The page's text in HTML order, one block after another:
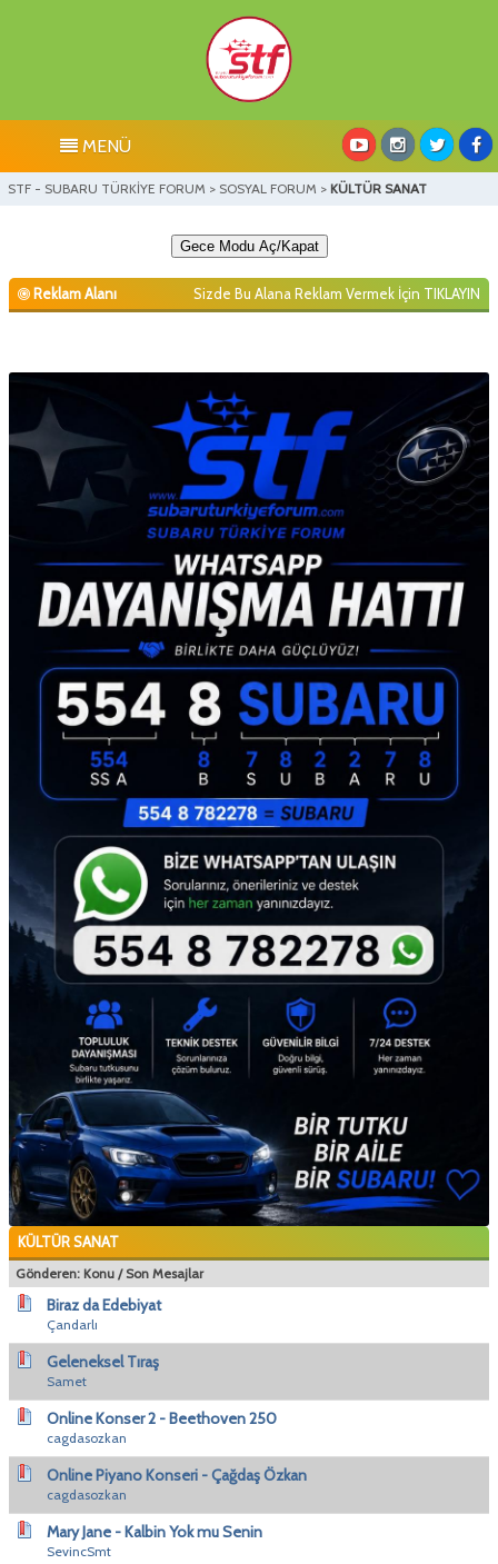
MENÜ
STF - SUBARU TÜRKİYE FORUM > SOSYAL FORUM > KÜLTÜR SANAT
Gece Modu Aç/Kapat
Reklam Alanı Sizde Bu Alana Reklam Vermek İçin TIKLAYIN
KÜLTÜR SANAT
Gönderen: Konu / Son Mesajlar
Biraz da Edebiyat
Çandarlı
Geleneksel Tıraş
Samet
Online Konser 2 - Beethoven 250
cagdasozkan
Online Piyano Konseri - Çağdaş Özkan
cagdasozkan
Mary Jane - Kalbin Yok mu Senin
SevincSmt